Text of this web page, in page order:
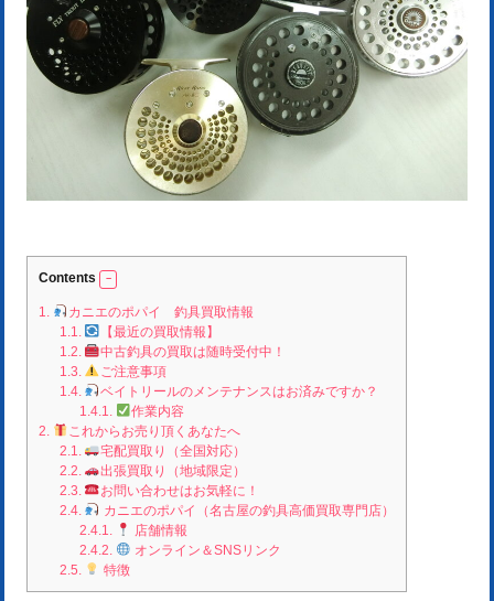
Contents
1.
カニエのポパイ 釣具買取情報
1.1.
【最近の買取情報】
1.2.
中古釣具の買取は随時受付中！
1.3.
ご注意事項
1.4.
ベイトリールのメンテナンスはお済みですか？
1.4.1.
作業内容
2.
これからお売り頂くあなたへ
2.1.
宅配買取り（全国対応）
2.2.
出張買取り（地域限定）
2.3.
お問い合わせはお気軽に！
2.4.
カニエのポパイ（名古屋の釣具高価買取専門店）
2.4.1.
店舗情報
2.4.2.
オンライン＆SNSリンク
2.5.
特徴